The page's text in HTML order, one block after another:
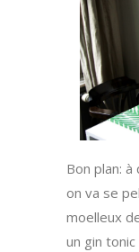
Bon plan:
on va se
moelleux
un gin